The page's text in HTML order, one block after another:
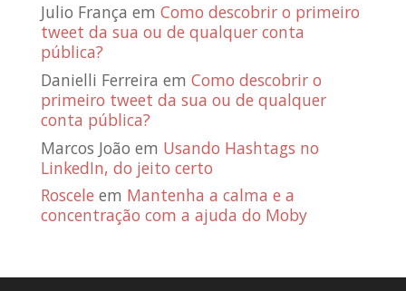
Julio França em Como descobrir o primeiro
tweet da sua ou de qualquer conta
pública?
Danielli Ferreira em Como descobrir o
primeiro tweet da sua ou de qualquer
conta pública?
Marcos João em Usando Hashtags no
LinkedIn, do jeito certo
Roscele em Mantenha a calma e a
concentração com a ajuda do Moby